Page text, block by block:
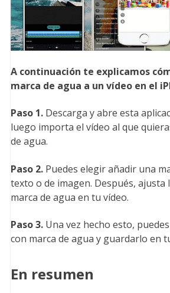
A continuación te explicamos
marca de agua a un vídeo en el
Paso 1. Descarga y abre esta
luego importa el vídeo al que
de agua.
Paso 2. Puedes elegir añadir una
texto o de imagen. Después, ajusta
marca de agua en tu vídeo.
Paso 3. Una vez hecho esto,
con marca de agua y guardarlo en
En resumen